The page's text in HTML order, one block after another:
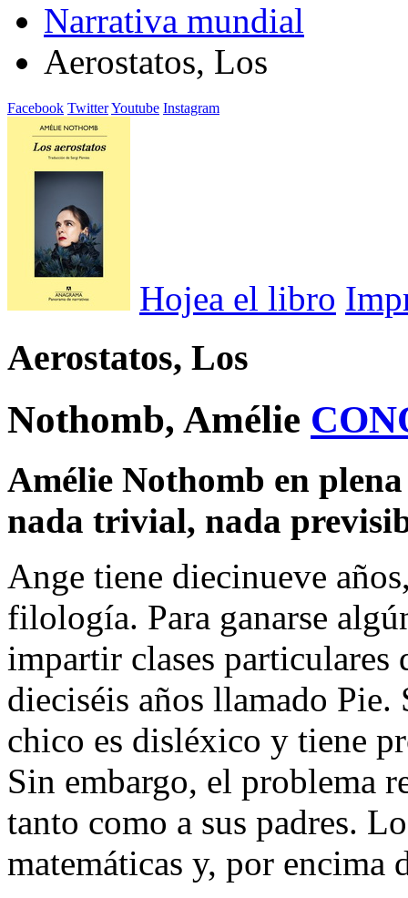
Narrativa mundial
Aerostatos, Los
Facebook TwitterYoutube Instagram
Hojea el libro
Aerostatos, Los
Nothomb, Amélie
Amélie Nothomb en
nada trivial, nada
Ange tiene diecinueve
filología. Para ganarse
impartir clases particulares
dieciséis años llamado Pie.
chico es disléxico y tiene
Sin embargo, el problema
tanto como a sus padres.
matemáticas y, por encima